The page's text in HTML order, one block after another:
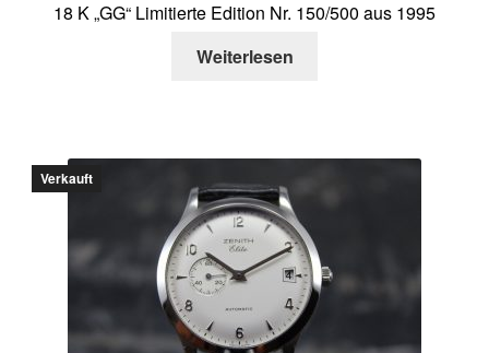
18 K „GG“ Limitierte Edition Nr. 150/500 aus 1995
Weiterlesen
Verkauft